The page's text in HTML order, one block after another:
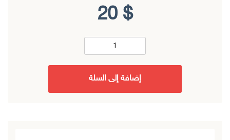
20 $
إضافة إلى السلة